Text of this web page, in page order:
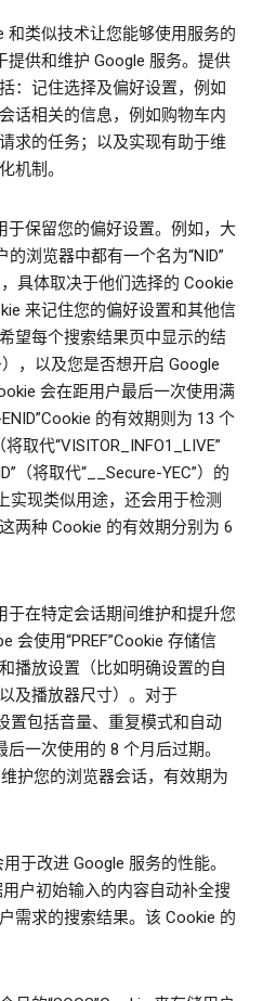
和类似技术让您能够使用服务的
提供和维护 Google 服务。提供
：记住选择及偏好设置，例如
话相关的信息，例如购物车内
求的任务；以及实现有助于维
机制。
于保留您的偏好设置。例如，大
浏览器中都有一个名为“NID”
具体取决于他们选择的 Cookie
来记住您的偏好设置和其他信
望每个搜索结果页中显示的结
，以及您是否想开启 Google
会在距用户最后一次使用满
的有效期则为 13 个
取代“VISITOR_INFO1_LIVE”
（将取代“__Secure-YEC”）的
实现类似用途，还会用于检测
两种 Cookie 的有效期分别为 6
于在特定会话期间维护和提升您
会使用“PREF”Cookie 存储信
播放设置（比如明确设置的自
及播放器尺寸）。对于
置包括音量、重复模式和自动
一次使用的 8 个月后过期。
护您的浏览器会话，有效期为
于改进 Google 服务的性能。
用户初始输入的内容自动补全搜
需求的搜索结果。该 Cookie 的